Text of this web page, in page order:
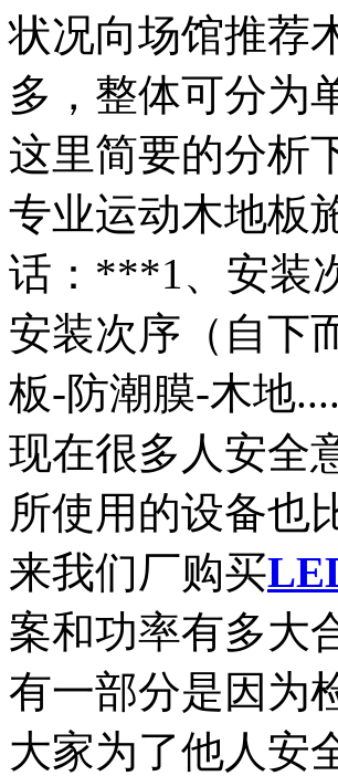
状况向场馆推荐
多，整体可分为
这里简要的分析
专业运动木地板
话：***1、安
安装次序（自下
板-防潮膜-木地
现在很多人安全
所使用的设备也
来我们厂购买
案和功率有多大
有一部分是因为
大家为了他人安